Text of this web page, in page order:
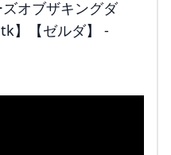
武器
ズオブザキングダ
】【ゼルダ】 -